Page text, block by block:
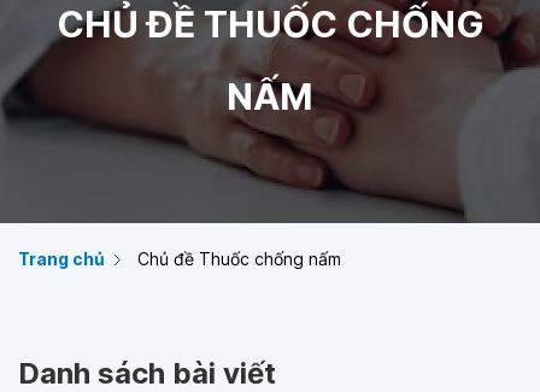
CHỦ ĐỀ THUỐC CHỐNG
NẤM
Trang chủ Chủ đề Thuốc chống nấm
Danh sách bài viết